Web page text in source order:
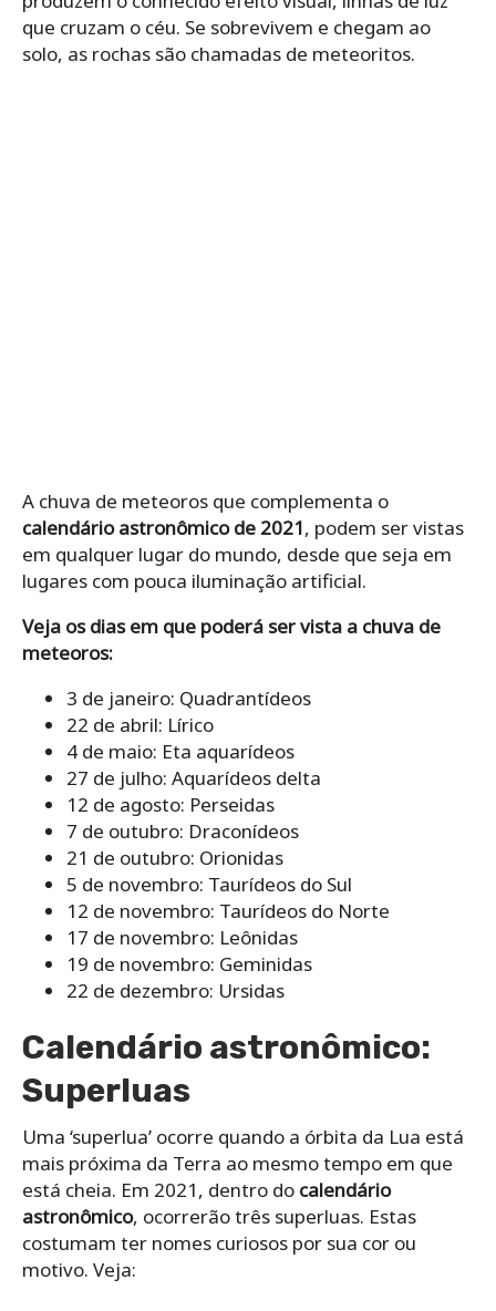
que cruzam o céu. Se sobrevivem e chegam ao
solo, as rochas são chamadas de meteoritos.
A chuva de meteoros que complementa o
calendário astronômico de 2021, podem ser vistas
em qualquer lugar do mundo, desde que seja em
lugares com pouca iluminação artificial.
Veja os dias em que poderá ser vista a chuva de
meteoros:
3 de janeiro: Quadrantídeos
22 de abril: Lírico
4 de maio: Eta aquarídeos
27 de julho: Aquarídeos delta
12 de agosto: Perseidas
7 de outubro: Draconídeos
21 de outubro: Orionidas
5 de novembro: Taurídeos do Sul
12 de novembro: Taurídeos do Norte
17 de novembro: Leônidas
19 de novembro: Geminidas
22 de dezembro: Ursidas
Calendário astronômico:
Superluas
Uma ‘superlua’ ocorre quando a órbita da Lua está
mais próxima da Terra ao mesmo tempo em que
está cheia. Em 2021, dentro do calendário
astronômico, ocorrerão três superluas. Estas
costumam ter nomes curiosos por sua cor ou
motivo. Veja: